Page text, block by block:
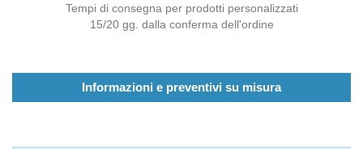
Tempi di consegna per prodotti personalizzati
15/20 gg. dalla conferma dell'ordine
Informazioni e preventivi su misura